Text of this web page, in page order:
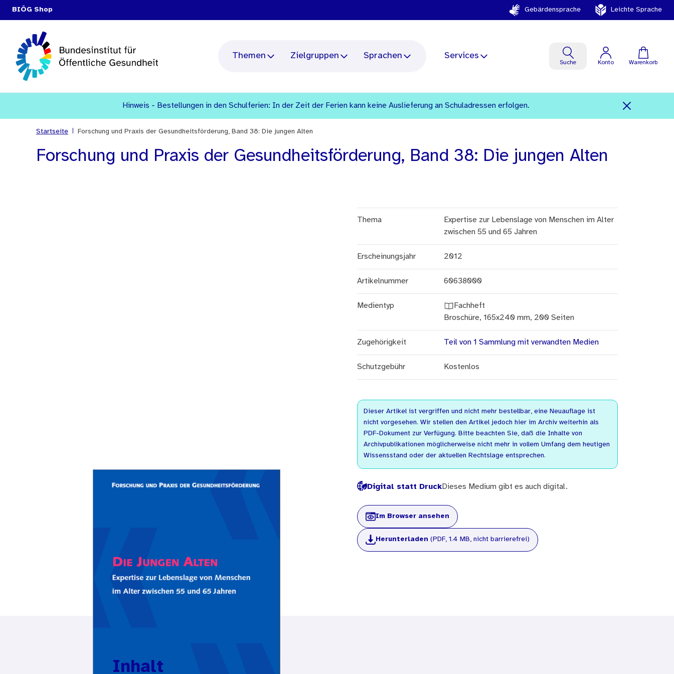
BIÖG Shop Gebärdensprache Leichte Sprache
Themen Zielgruppen Sprachen Services
Suche Konto Warenkorb
Hinweis - Bestellungen in den Schulferien: In der Zeit der Ferien kann keine Auslieferung an Schuladressen erfolgen.
Startseite Forschung und Praxis der Gesundheitsförderung, Band 38: Die jungen Alten
Forschung und Praxis der Gesundheitsförderung, Band 38: Die jungen Alten
Thema
Expertise zur Lebenslage von Menschen im Alter
zwischen 55 und 65 Jahren
Erscheinungsjahr 2012
Artikelnummer 60638000
Medientyp
Fachheft
Broschüre, 165x240 mm, 200 Seiten
Zugehörigkeit Teil von 1 Sammlung mit verwandten Medien
Schutzgebühr Kostenlos
Dieser Artikel ist vergriffen und nicht mehr bestellbar, eine Neuauflage ist
nicht vorgesehen. Wir stellen den Artikel jedoch hier im Archiv weiterhin als
PDF-Dokument zur Verfügung. Bitte beachten Sie, daß die Inhalte von
Archivpublikationen möglicherweise nicht mehr in vollem Umfang dem heutigen
Wissensstand oder der aktuellen Rechtslage entsprechen.
Digital statt DruckDieses Medium gibt es auch digital.
Im Browser ansehen
Herunterladen (PDF, 1.4 MB, nicht barrierefrei)
Inhalt